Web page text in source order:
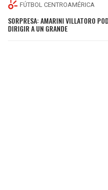
FÚTBOL CENTROAMÉRICA
SORPRESA: AMARINI VILLATORO
DIRIGIR A UN GRANDE